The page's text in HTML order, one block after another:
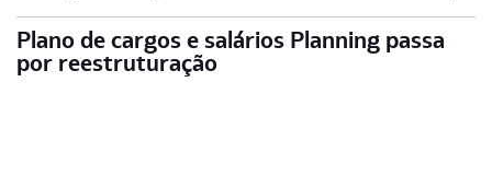
Plano de cargos e salários Planning passa
por reestruturação